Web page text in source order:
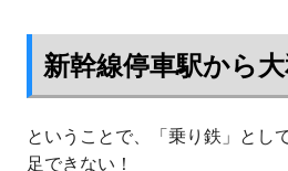
新幹線停車駅から
ということで、「乗り鉄」とし
足できない！